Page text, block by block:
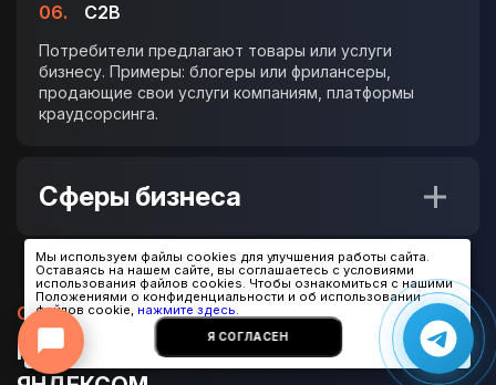
06. C2B
Потребители предлагают товары или услуги
бизнесу. Примеры: блогеры или фрилансеры,
продающие свои услуги компаниям, платформы
краудсорсинга.
Сферы бизнеса
Отзывы
РЕПУТАЦИЯ ПОДТВЕРЖДЕНА
Мы используем файлы cookies для улучшения работы сайта.
Оставаясь на нашем сайте, вы соглашаетесь с условиями
использования файлов cookies. Чтобы ознакомиться с нашими
Положениями о конфиденциальности и об использовании
файлов cookie, нажмите здесь.
Я СОГЛАСЕН